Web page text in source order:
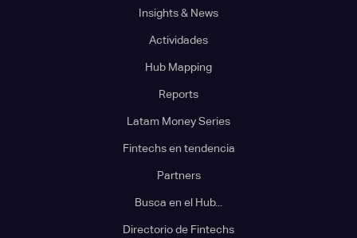
Insights & News
Actividades
Hub Mapping
Reports
Latam Money Series
Fintechs en tendencia
Partners
Busca en el Hub...
Directorio de Fintechs